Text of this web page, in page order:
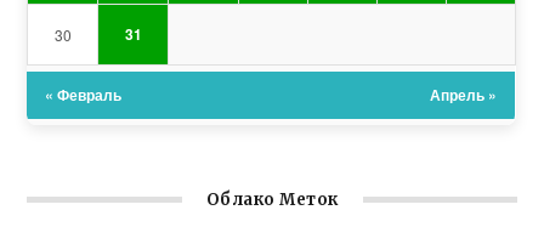
30 31
« Февраль Апрель »
Облако Меток